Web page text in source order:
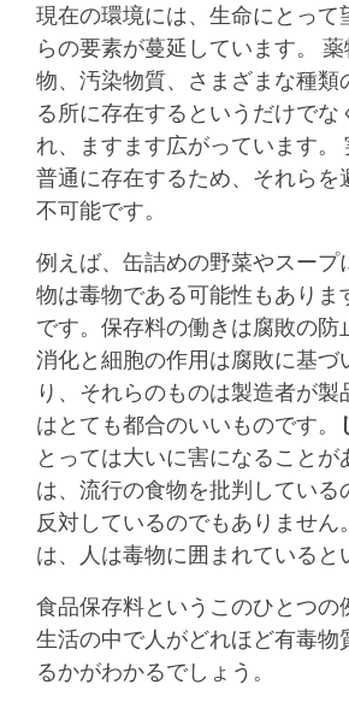
現在の環境には、生命にとって
らの要素が蔓延しています。
物、汚染物質、さまざまな種類
る所に存在するというだけでな
れ、ますます広がっています。
普通に存在するため、それらを
不可能です。
例えば、缶詰めの野菜やスープ
物は毒物である可能性もありま
です。保存料の働きは腐敗の防
消化と細胞の作用は腐敗に基づ
り、それらのものは製造者が
はとても都合のいいものです。
とっては大いに害になることが
は、流行の食物を批判している
反対しているのでもありません
は、人は毒物に囲まれていると
食品保存料というこのひとつの
生活の中で人がどれほど有毒物
るかがわかるでしょう。